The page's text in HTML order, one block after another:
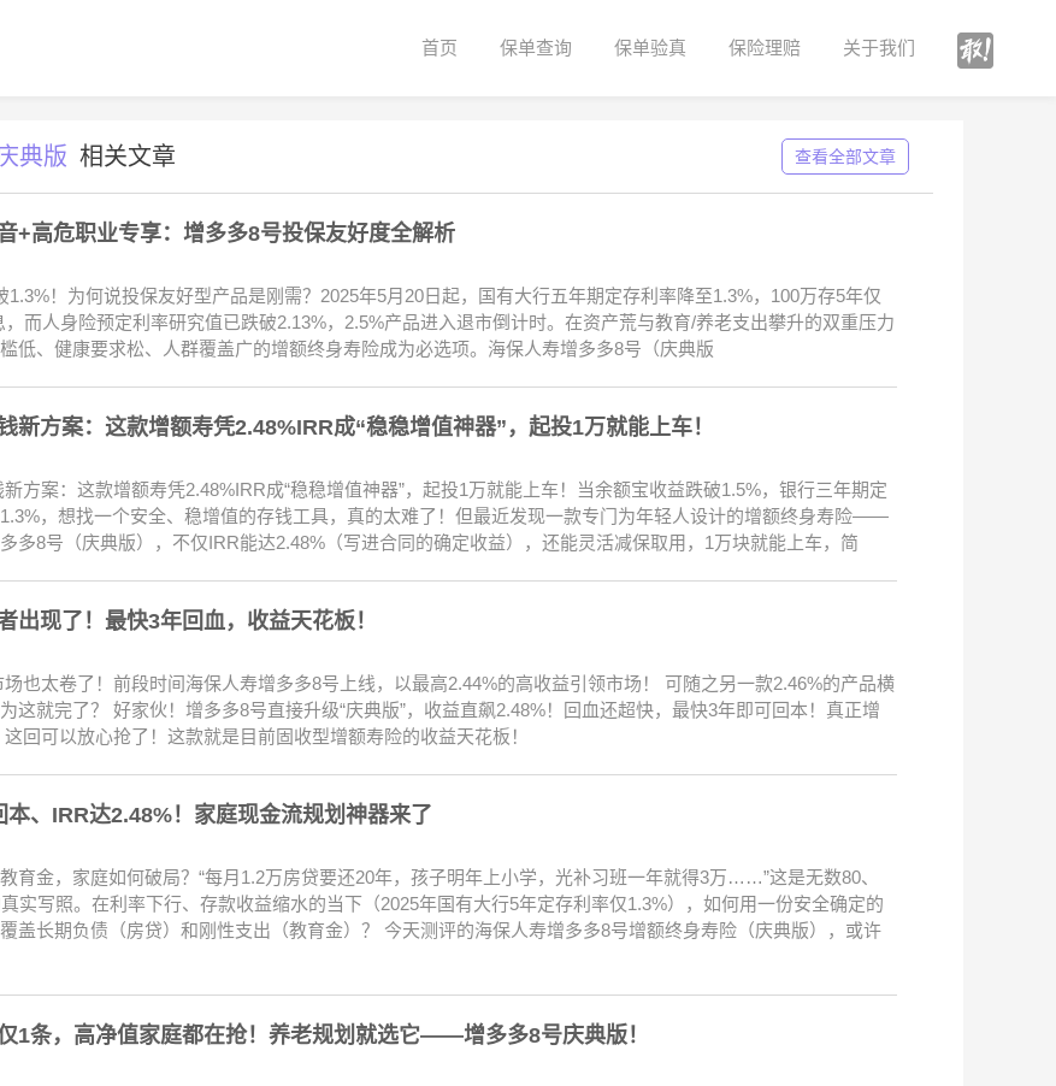
首页 保单查询 保单验真 保险理赔 关于我们
典版 相关文章 查看全部文章
+高危职业专享：增多多8号投保友好度全解析
1.3%！为何说投保友好型产品是刚需？2025年5月20日起，国有大行五年期定存利率降至1.3%，100万存5年仅
，而人身险预定利率研究值已跌破2.13%，2.5%产品进入退市倒计时。在资产荒与教育/养老支出攀升的双重压力
低、健康要求松、人群覆盖广的增额终身寿险成为必选项。海保人寿增多多8号（庆典版
新方案：这款增额寿凭2.48%IRR成“稳稳增值神器”，起投1万就能上车！
方案：这款增额寿凭2.48%IRR成“稳稳增值神器”，起投1万就能上车！当余额宝收益跌破1.5%，银行三年期定
，想找一个安全、稳增值的存钱工具，真的太难了！但最近发现一款专门为年轻人设计的增额终身寿险——
多8号（庆典版），不仅IRR能达2.48%（写进合同的确定收益），还能灵活减保取用，1万块就能上车，简
出现了！最快3年回血，收益天花板！
也太卷了！前段时间海保人寿增多多8号上线，以最高2.44%的高收益引领市场！ 可随之另一款2.46%的产品横
这就完了？ 好家伙！增多多8号直接升级“庆典版”，收益直飙2.48%！回血还超快，最快3年即可回本！真正增
回可以放心抢了！这款就是目前固收型增额寿险的收益天花板！
本、IRR达2.48%！家庭现金流规划神器来了
育金，家庭如何破局？“每月1.2万房贷要还20年，孩子明年上小学，光补习班一年就得3万……”这是无数80、
实写照。在利率下行、存款收益缩水的当下（2025年国有大行5年定存利率仅1.3%），如何用一份安全确定的
盖长期负债（房贷）和刚性支出（教育金）？ 今天测评的海保人寿增多多8号增额终身寿险（庆典版），或许
1条，高净值家庭都在抢！养老规划就选它——增多多8号庆典版！